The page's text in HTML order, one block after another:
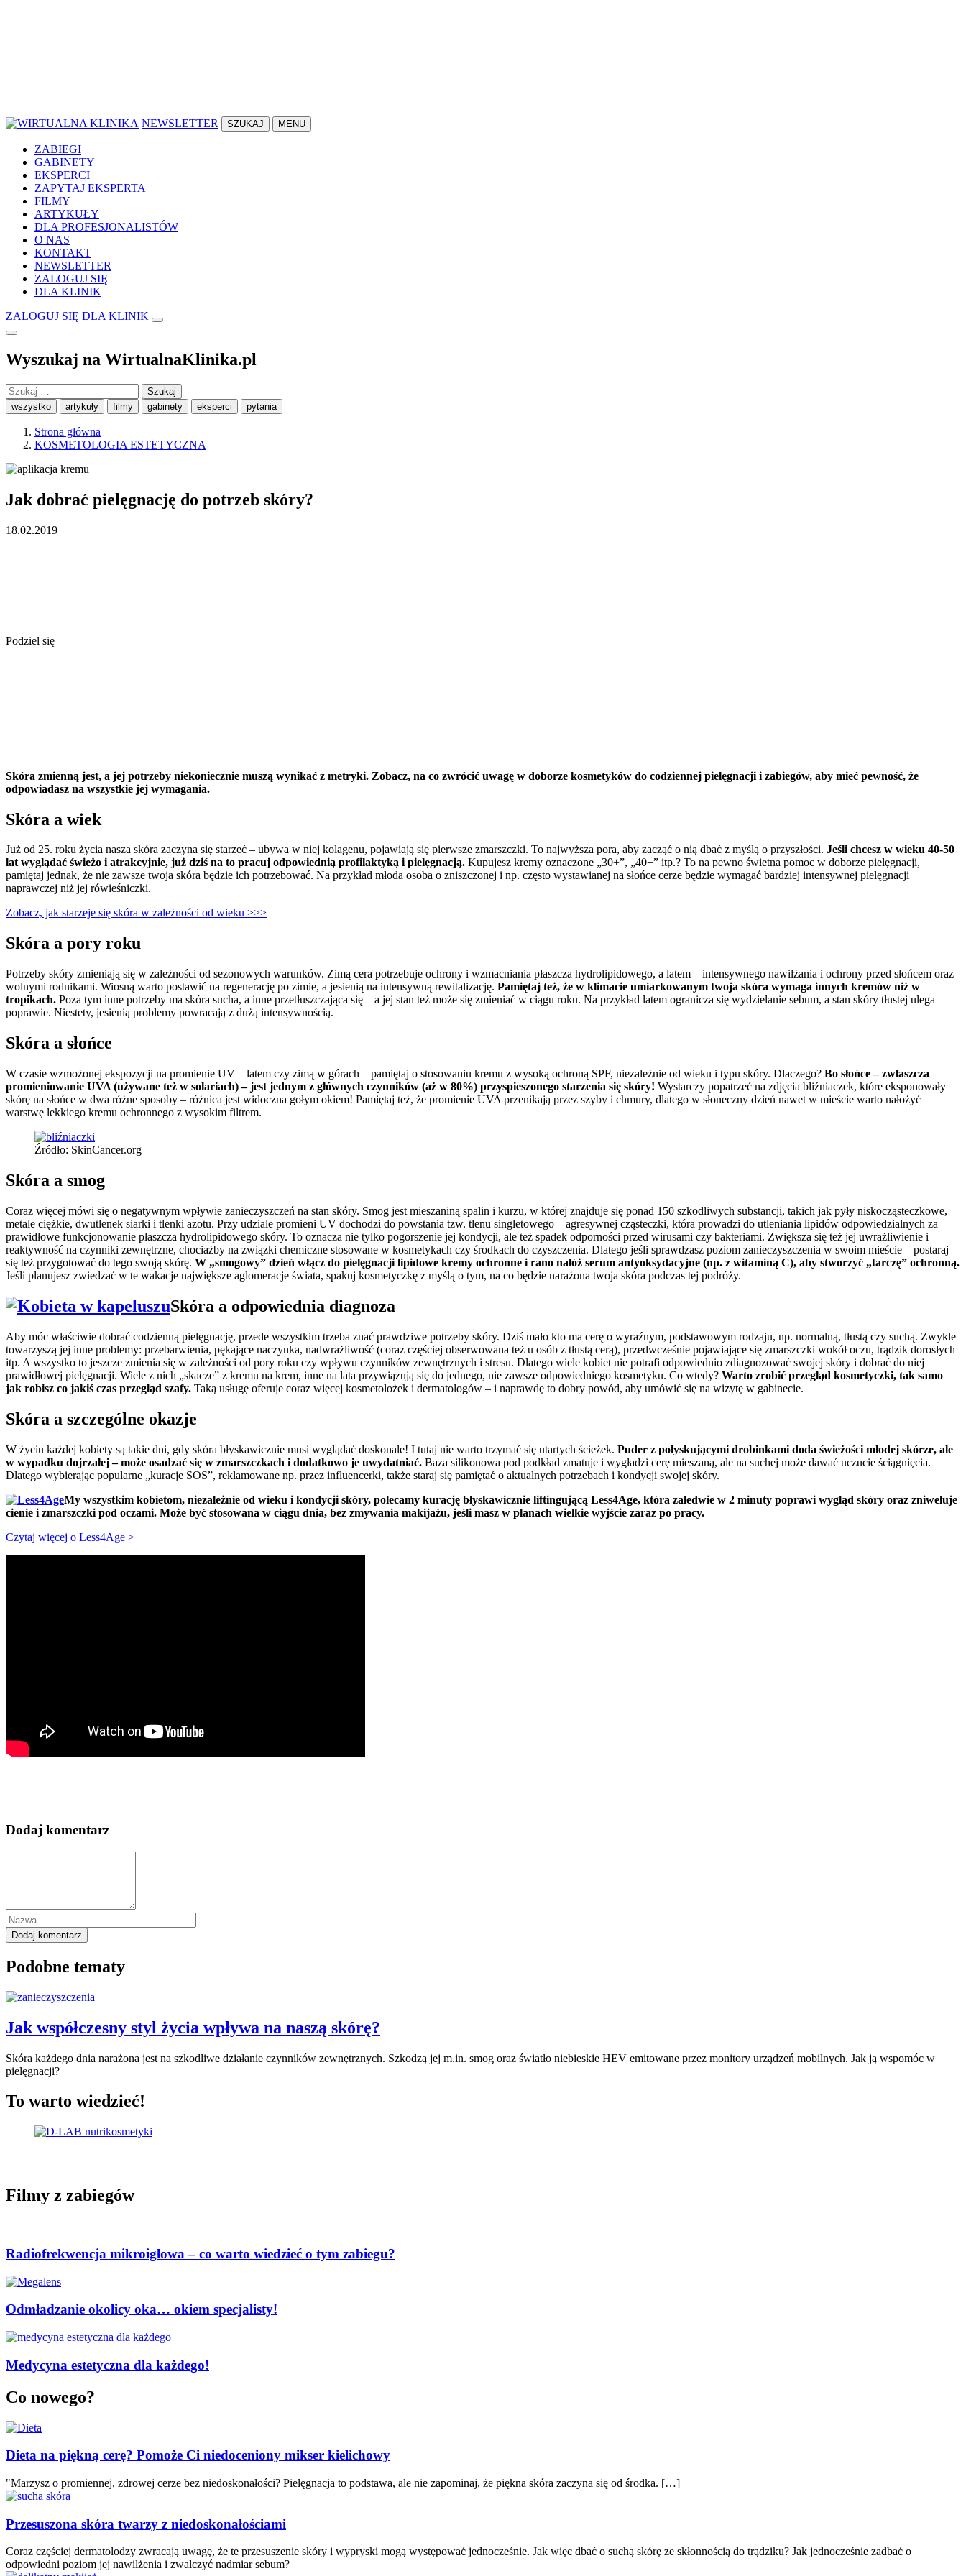
NEWSLETTER SZUKAJ MENU
ZABIEGI
GABINETY
EKSPERCI
ZAPYTAJ EKSPERTA
FILMY
ARTYKUŁY
DLA PROFESJONALISTÓW
O NAS
KONTAKT
NEWSLETTER
ZALOGUJ SIĘ
DLA KLINIK
ZALOGUJ SIĘ DLA KLINIK
Wyszukaj na WirtualnaKlinika.pl
Szukaj:
wszystko artykuły filmy gabinety eksperci pytania
Strona główna
KOSMETOLOGIA ESTETYCZNA
Jak dobrać pielęgnację do potrzeb skóry?
18.02.2019
Podziel się
Skóra zmienną jest, a jej potrzeby niekoniecznie muszą wynikać z metryki. Zobacz, na co zwrócić uwagę w doborze kosmetyków do codziennej pielęgnacji i zabiegów, aby mieć pewność, że
odpowiadasz na wszystkie jej wymagania.
Skóra a wiek
Już od 25. roku życia nasza skóra zaczyna się starzeć – ubywa w niej kolagenu, pojawiają się pierwsze zmarszczki. To najwyższa pora, aby zacząć o nią dbać z myślą o przyszłości. Jeśli chcesz w wieku 40-50
lat wyglądać świeżo i atrakcyjnie, już dziś na to pracuj odpowiednią profilaktyką i pielęgnacją. Kupujesz kremy oznaczone „30+”, „40+” itp.? To na pewno świetna pomoc w doborze pielęgnacji,
pamiętaj jednak, że nie zawsze twoja skóra będzie ich potrzebować. Na przykład młoda osoba o zniszczonej i np. często wystawianej na słońce cerze będzie wymagać bardziej intensywnej pielęgnacji
naprawczej niż jej rówieśniczki.
Zobacz, jak starzeje się skóra w zależności od wieku >>>
Skóra a pory roku
Potrzeby skóry zmieniają się w zależności od sezonowych warunków. Zimą cera potrzebuje ochrony i wzmacniania płaszcza hydrolipidowego, a latem – intensywnego nawilżania i ochrony przed słońcem oraz
wolnymi rodnikami. Wiosną warto postawić na regenerację po zimie, a jesienią na intensywną rewitalizację. Pamiętaj też, że w klimacie umiarkowanym twoja skóra wymaga innych kremów niż w
tropikach. Poza tym inne potrzeby ma skóra sucha, a inne przetłuszczająca się – a jej stan też może się zmieniać w ciągu roku. Na przykład latem ogranicza się wydzielanie sebum, a stan skóry tłustej ulega
poprawie. Niestety, jesienią problemy powracają z dużą intensywnością.
Skóra a słońce
W czasie wzmożonej ekspozycji na promienie UV – latem czy zimą w górach – pamiętaj o stosowaniu kremu z wysoką ochroną SPF, niezależnie od wieku i typu skóry. Dlaczego? Bo słońce – zwłaszcza
promieniowanie UVA (używane też w solariach) – jest jednym z głównych czynników (aż w 80%) przyspieszonego starzenia się skóry! Wystarczy popatrzeć na zdjęcia bliźniaczek, które eksponowały
skórę na słońce w dwa różne sposoby – różnica jest widoczna gołym okiem! Pamiętaj też, że promienie UVA przenikają przez szyby i chmury, dlatego w słoneczny dzień nawet w mieście warto nałożyć
warstwę lekkiego kremu ochronnego z wysokim filtrem.
Źródło: SkinCancer.org
Skóra a smog
Coraz więcej mówi się o negatywnym wpływie zanieczyszczeń na stan skóry. Smog jest mieszaniną spalin i kurzu, w której znajduje się ponad 150 szkodliwych substancji, takich jak pyły niskocząsteczkowe,
metale ciężkie, dwutlenek siarki i tlenki azotu. Przy udziale promieni UV dochodzi do powstania tzw. tlenu singletowego – agresywnej cząsteczki, która prowadzi do utleniania lipidów odpowiedzialnych za
prawidłowe funkcjonowanie płaszcza hydrolipidowego skóry. To oznacza nie tylko pogorszenie jej kondycji, ale też spadek odporności przed wirusami czy bakteriami. Zwiększa się też jej uwrażliwienie i
reaktywność na czynniki zewnętrzne, chociażby na związki chemiczne stosowane w kosmetykach czy środkach do czyszczenia. Dlatego jeśli sprawdzasz poziom zanieczyszczenia w swoim mieście – postaraj
się też przygotować do tego swoją skórę. W „smogowy” dzień włącz do pielęgnacji lipidowe kremy ochronne i rano nałóż serum antyoksydacyjne (np. z witaminą C), aby stworzyć „tarczę” ochronną.
Jeśli planujesz zwiedzać w te wakacje największe aglomeracje świata, spakuj kosmetyczkę z myślą o tym, na co będzie narażona twoja skóra podczas tej podróży.
Skóra a odpowiednia diagnoza
Aby móc właściwie dobrać codzienną pielęgnację, przede wszystkim trzeba znać prawdziwe potrzeby skóry. Dziś mało kto ma cerę o wyraźnym, podstawowym rodzaju, np. normalną, tłustą czy suchą. Zwykle
towarzyszą jej inne problemy: przebarwienia, pękające naczynka, nadwrażliwość (coraz częściej obserwowana też u osób z tłustą cerą), przedwcześnie pojawiające się zmarszczki wokół oczu, trądzik dorosłych
itp. A wszystko to jeszcze zmienia się w zależności od pory roku czy wpływu czynników zewnętrznych i stresu. Dlatego wiele kobiet nie potrafi odpowiednio zdiagnozować swojej skóry i dobrać do niej
prawidłowej pielęgnacji. Wiele z nich „skacze” z kremu na krem, inne na lata przywiązują się do jednego, nie zawsze odpowiedniego kosmetyku. Co wtedy? Warto zrobić przegląd kosmetyczki, tak samo
jak robisz co jakiś czas przegląd szafy. Taką usługę oferuje coraz więcej kosmetolożek i dermatologów – i naprawdę to dobry powód, aby umówić się na wizytę w gabinecie.
Skóra a szczególne okazje
W życiu każdej kobiety są takie dni, gdy skóra błyskawicznie musi wyglądać doskonale! I tutaj nie warto trzymać się utartych ścieżek. Puder z połyskującymi drobinkami doda świeżości młodej skórze, ale
w wypadku dojrzałej – może osadzać się w zmarszczkach i dodatkowo je uwydatniać. Baza silikonowa pod podkład zmatuje i wygładzi cerę mieszaną, ale na suchej może dawać uczucie ściągnięcia.
Dlatego wybierając popularne „kuracje SOS”, reklamowane np. przez influencerki, także staraj się pamiętać o aktualnych potrzebach i kondycji swojej skóry.
My wszystkim kobietom, niezależnie od wieku i kondycji skóry, polecamy kurację błyskawicznie liftingującą Less4Age, która zaledwie w 2 minuty poprawi wygląd skóry oraz zniweluje
cienie i zmarszczki pod oczami. Może być stosowana w ciągu dnia, bez zmywania makijażu, jeśli masz w planach wielkie wyjście zaraz po pracy.
Czytaj więcej o Less4Age >
Dodaj komentarz
Podobne tematy
Jak współczesny styl życia wpływa na naszą skórę?
Skóra każdego dnia narażona jest na szkodliwe działanie czynników zewnętrznych. Szkodzą jej m.in. smog oraz światło niebieskie HEV emitowane przez monitory urządzeń mobilnych. Jak ją wspomóc w
pielęgnacji?
To warto wiedzieć!
Filmy z zabiegów
Radiofrekwencja mikroigłowa – co warto wiedzieć o tym zabiegu?
Odmładzanie okolicy oka… okiem specjalisty!
Medycyna estetyczna dla każdego!
Co nowego?
Dieta na piękną cerę? Pomoże Ci niedoceniony mikser kielichowy
"Marzysz o promiennej, zdrowej cerze bez niedoskonałości? Pielęgnacja to podstawa, ale nie zapominaj, że piękna skóra zaczyna się od środka. […]
Przesuszona skóra twarzy z niedoskonałościami
Coraz częściej dermatolodzy zwracają uwagę, że te przesuszenie skóry i wypryski mogą występować jednocześnie. Jak więc dbać o suchą skórę ze skłonnością do trądziku? Jak jednocześnie zadbać o
odpowiedni poziom jej nawilżenia i zwalczyć nadmiar sebum?